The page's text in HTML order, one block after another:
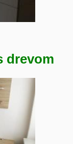
drevom